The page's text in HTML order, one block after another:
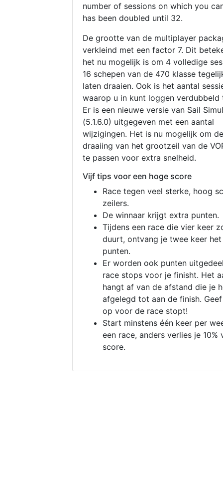
number of sessions on which you
has been doubled until 32.
De grootte van de multiplayer
verkleind met een factor 7. Dit
het nu mogelijk is om 4 volledige
16 schepen van de 470 klasse
laten draaien. Ook is het aantal
waarop u in kunt loggen verdubbeld
Er is een nieuwe versie van Sail
(5.1.6.0) uitgegeven met een aantal
wijzigingen. Het is nu mogelijk om de
draaiing van het grootzeil van de
te passen voor extra snelheid.
Vijf tips voor een hoge score
Race tegen veel sterke, hoog
zeilers.
De winnaar krijgt extra punten.
Tijdens een race die vier keer
duurt, ontvang je twee keer
punten.
Er worden ook punten
race stops voor je finisht. Het
hangt af van de afstand die je
afgelegd tot aan de finish.
op voor de race stopt!
Start minstens één keer per
een race, anders verlies je 10%
score.